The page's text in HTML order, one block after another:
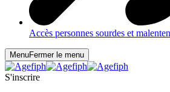
Accès personnes sourdes et
MenuFermer le menu
S'inscrire